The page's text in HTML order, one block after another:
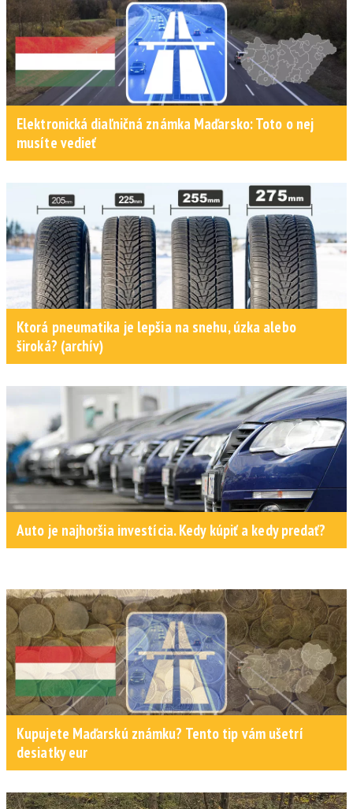
Elektronická diaľničná známka Maďarsko: Toto o nej
musíte vedieť
Ktorá pneumatika je lepšia na snehu, úzka alebo
široká? (archív)
Auto je najhoršia investícia. Kedy kúpiť a kedy predať?
Kupujete Maďarskú známku? Tento tip vám ušetrí
desiatky eur